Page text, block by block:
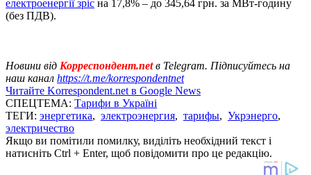
електроенергії зріс на 17,8% – до 345,64 грн. за МВт-годину
(без ПДВ).
Новини від Корреспондент.netв Telegram. Підписуйтесь на
наш канал https://t.me/korrespondentnet
Читайте Korrespondent.net в Google News
СПЕЦТЕМА: Тарифи в Україні
ТЕГИ: энергетика, электроэнергия, тарифы, Укрэнерго,
электричество
Якщо ви помітили помилку, виділіть необхідний текст і
натисніть Ctrl + Enter, щоб повідомити про це редакцію.